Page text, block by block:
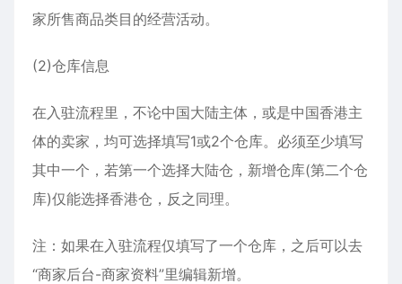
家所售商品类目的经营活动。
(2)仓库信息
在入驻流程里，不论中国大陆主体，或是中国香港主
体的卖家，均可选择填写1或2个仓库。必须至少填写
其中一个，若第一个选择大陆仓，新增仓库(第二个仓
库)仅能选择香港仓，反之同理。
注：如果在入驻流程仅填写了一个仓库，之后可以去
“商家后台-商家资料”里编辑新增。